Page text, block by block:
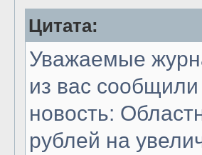
Цитата:
Уважаемые
из вас
новость:
рублей на